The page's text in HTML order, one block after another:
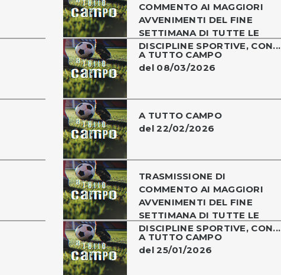
COMMENTO AI MAGGIORI
AVVENIMENTI DEL FINE
SETTIMANA DI TUTTE LE
DISCIPLINE SPORTIVE, CON...
A TUTTO CAMPO
del 08/03/2026
A TUTTO CAMPO
del 22/02/2026
TRASMISSIONE DI
COMMENTO AI MAGGIORI
AVVENIMENTI DEL FINE
SETTIMANA DI TUTTE LE
DISCIPLINE SPORTIVE, CON...
A TUTTO CAMPO
del 25/01/2026